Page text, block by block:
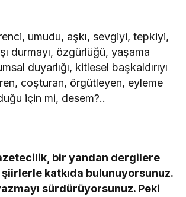
umudu, aşkı, sevgiyi, tepkiyi,
durmayı, özgürlüğü, yaşama
duyarlığı, kitlesel başkaldırıyı
coşturan, örgütleyen, eyleme
için mi, desem?..
bir yandan dergilere
katkıda bulunuyorsunuz.
sürdürüyorsunuz. Peki